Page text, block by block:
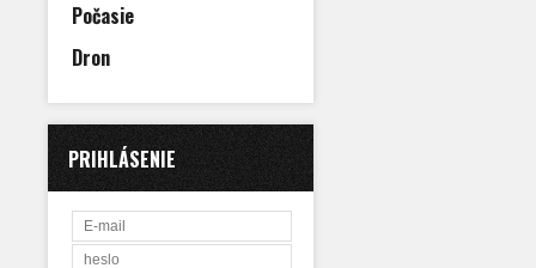
Počasie
Dron
PRIHLÁSENIE